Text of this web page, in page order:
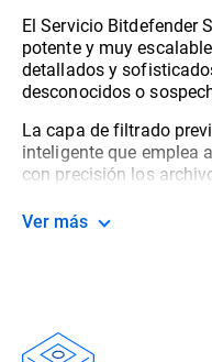
El Servicio Bitdefender
potente y muy
detallados y
desconocidos o
La capa de filtrado
inteligente que emplea
con precisión los
Ver más